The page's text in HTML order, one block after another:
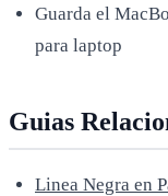
Guarda el
para laptop
Guias
Linea Negra en